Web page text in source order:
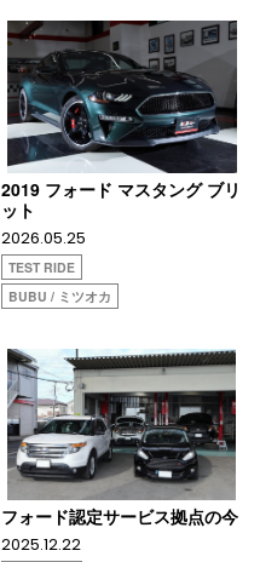
2019 フォード マスタング ブリ
ット
2026.05.25
TEST RIDE
BUBU / ミツオカ
フォード認定サービス拠点の今
2025.12.22